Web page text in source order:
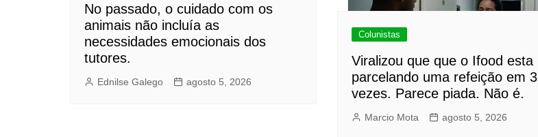
No passado, o cuidado com os
animais não incluía as
necessidades emocionais dos
tutores.
Ednilse Galego agosto 5, 2026
Colunistas
Viralizou que que o Ifood esta
parcelando uma refeição em 3
vezes. Parece piada. Não é.
Marcio Mota agosto 5, 2026